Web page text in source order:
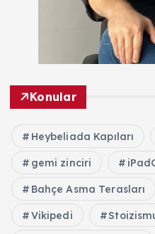
Konular
Heybeliada Kapıları
gemi zinciri
Bahçe Asma Terasları
Vikipedi